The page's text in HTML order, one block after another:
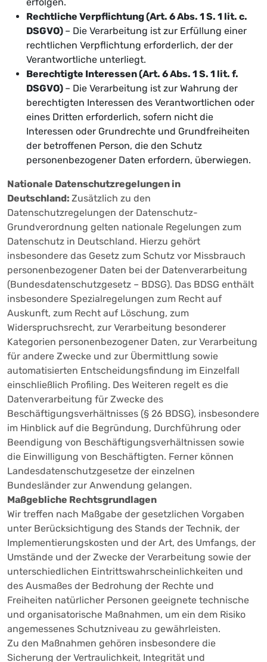
Rechtliche Verpflichtung (Art. 6 Abs. 1 S. 1 lit. c.
DSGVO) – Die Verarbeitung ist zur Erfüllung einer
rechtlichen Verpflichtung erforderlich, der der
Verantwortliche unterliegt.
Berechtigte Interessen (Art. 6 Abs. 1 S. 1 lit. f.
DSGVO) – Die Verarbeitung ist zur Wahrung der
berechtigten Interessen des Verantwortlichen oder
eines Dritten erforderlich, sofern nicht die
Interessen oder Grundrechte und Grundfreiheiten
der betroffenen Person, die den Schutz
personenbezogener Daten erfordern, überwiegen.
Nationale Datenschutzregelungen in
Deutschland: Zusätzlich zu den
Datenschutzregelungen der Datenschutz-
Grundverordnung gelten nationale Regelungen zum
Datenschutz in Deutschland. Hierzu gehört
insbesondere das Gesetz zum Schutz vor Missbrauch
personenbezogener Daten bei der Datenverarbeitung
(Bundesdatenschutzgesetz – BDSG). Das BDSG enthält
insbesondere Spezialregelungen zum Recht auf
Auskunft, zum Recht auf Löschung, zum
Widerspruchsrecht, zur Verarbeitung besonderer
Kategorien personenbezogener Daten, zur Verarbeitung
für andere Zwecke und zur Übermittlung sowie
automatisierten Entscheidungsfindung im Einzelfall
einschließlich Profiling. Des Weiteren regelt es die
Datenverarbeitung für Zwecke des
Beschäftigungsverhältnisses (§ 26 BDSG), insbesondere
im Hinblick auf die Begründung, Durchführung oder
Beendigung von Beschäftigungsverhältnissen sowie
die Einwilligung von Beschäftigten. Ferner können
Landesdatenschutzgesetze der einzelnen
Bundesländer zur Anwendung gelangen.
Maßgebliche Rechtsgrundlagen
Wir treffen nach Maßgabe der gesetzlichen Vorgaben
unter Berücksichtigung des Stands der Technik, der
Implementierungskosten und der Art, des Umfangs, der
Umstände und der Zwecke der Verarbeitung sowie der
unterschiedlichen Eintrittswahrscheinlichkeiten und
des Ausmaßes der Bedrohung der Rechte und
Freiheiten natürlicher Personen geeignete technische
und organisatorische Maßnahmen, um ein dem Risiko
angemessenes Schutzniveau zu gewährleisten.
Zu den Maßnahmen gehören insbesondere die
Sicherung der Vertraulichkeit, Integrität und